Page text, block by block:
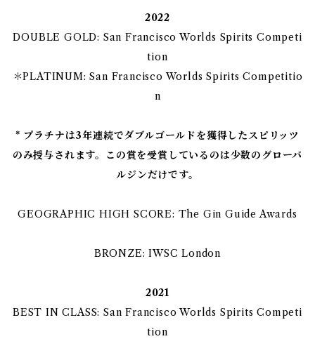
2022
DOUBLE GOLD: San Francisco Worlds Spirits Competi
tion
＊PLATINUM: San Francisco Worlds Spirits Competitio
n
* プラチナは3年連続でダブルゴールドを獲得したスピリッツ
のみ授与されます。この賞を受賞しているのは少数のグローバ
ルジンだけです。
GEOGRAPHIC HIGH SCORE: The Gin Guide Awards
BRONZE: IWSC London
2021
BEST IN CLASS: San Francisco Worlds Spirits Competi
tion